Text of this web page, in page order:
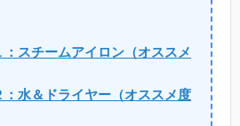
スチームアイロン（オススメ
水＆ドライヤー（オススメ度